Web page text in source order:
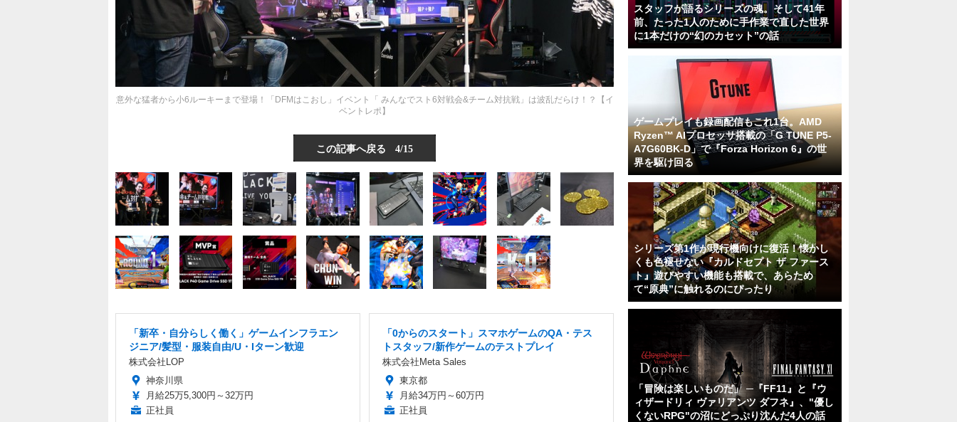
意外な猛者から小6ルーキーまで登場！「DFMはこおし」イベント「 みんなでスト6対戦会&チーム対抗戦」は波乱だらけ！？【イ
ベントレポ】
この記事へ戻る 4/15
「新卒・自分らしく働く」ゲームインフラエン
ジニア/髪型・服装自由/U・Iターン歓迎
株式会社LOP
神奈川県
月給25万5,300円～32万円
正社員
「0からのスタート」スマホゲームのQA・テス
トスタッフ/新作ゲームのテストプレイ
株式会社Meta Sales
東京都
月給34万円～60万円
正社員
スタッフが語るシリーズの魂。そして41年
前、たった1人のために手作業で直した世界
に1本だけの“幻のカセット”の話
ゲームプレイも録画配信もこれ1台。AMD
Ryzen™ AIプロセッサ搭載の「G TUNE P5-
A7G60BK-D」で『Forza Horizon 6』の世
界を駆け回る
シリーズ第1作が現行機向けに復活！懐かし
くも色褪せない『カルドセプト ザ ファース
ト』遊びやすい機能も搭載で、あらため
て“原典”に触れるのにぴったり
「冒険は楽しいものだ」 ─『FF11』と『ウ
ィザードリィ ヴァリアンツ ダフネ』、"優し
くないRPG"の沼にどっぷり沈んだ4人の話